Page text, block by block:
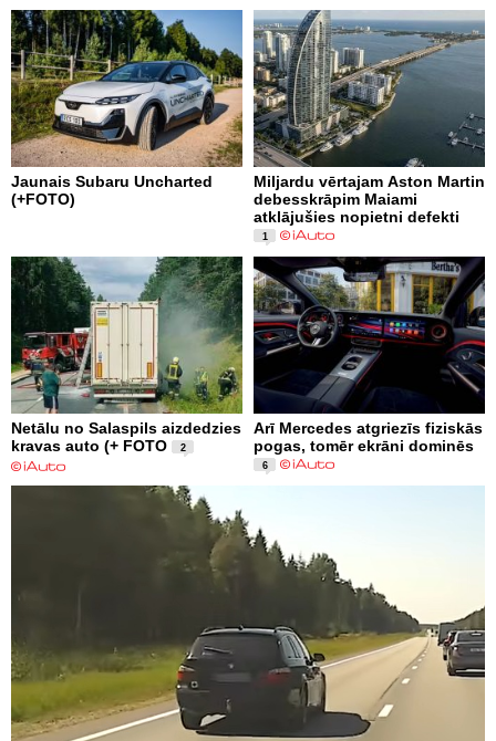
Jaunais Subaru Uncharted
(+FOTO)
Miljardu vērtajam Aston Martin
debesskrāpim Maiami
atklājušies nopietni defekti
1
Netālu no Salaspils aizdedzies
kravas auto (+ FOTO
2
Arī Mercedes atgriezīs fiziskās
pogas, tomēr ekrāni dominēs
6